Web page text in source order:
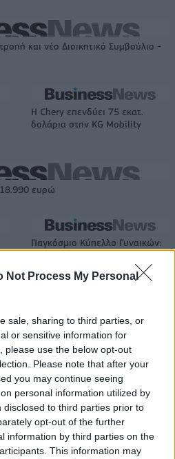
Not Process My Personal
sale, sharing to third parties, or
or sensitive information for
please use the below opt-out
Please note that after your
you may continue seeing
personal information utilized by
to third parties prior to
opt-out of the further
information by third parties on the
This information may
και νέο Διοικητικό Συμβούλιο -
Η Chery επενδύει 75 εκατ.
δολάρια στην KG Mobility
ευρώ
Παγκόσμιο Κύπελλο Γυναικών:
εκατ. ευρώ στο α' εξάμηνο – Στα 734
ΥΠΕΘΟΟ: Νέες επενδύσεις 1
δισ. ευρώ ως το 2028 για την
Ενέργεια